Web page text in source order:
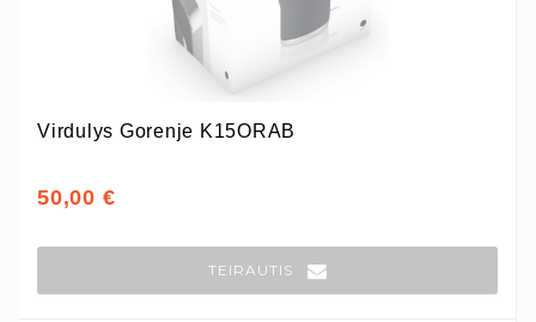
Virdulys Gorenje K15ORAB
50,00 €
TEIRAUTIS